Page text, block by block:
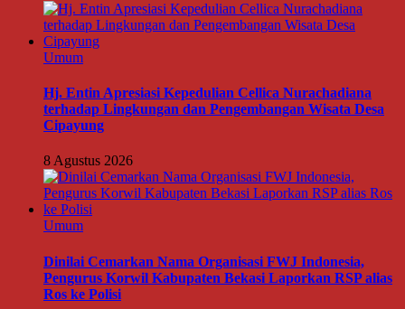
Umum
Hj. Entin Apresiasi Kepedulian Cellica Nurachadiana
terhadap Lingkungan dan Pengembangan Wisata Desa
Cipayung
8 Agustus 2026
Umum
Dinilai Cemarkan Nama Organisasi FWJ Indonesia,
Pengurus Korwil Kabupaten Bekasi Laporkan RSP alias
Ros ke Polisi